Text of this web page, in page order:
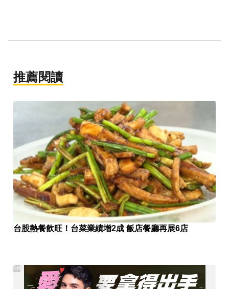
推薦閱讀
台股熱餐飲旺！台菜業績增2成 飯店餐廳再展6店
PR